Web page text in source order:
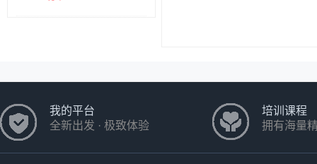
我的平台
全新出发 · 极致体验
培训课程
拥有海量